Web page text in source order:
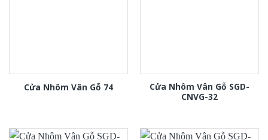
Cửa Nhôm Vân Gỗ 74
Cửa Nhôm Vân Gỗ SGD-
CNVG-32